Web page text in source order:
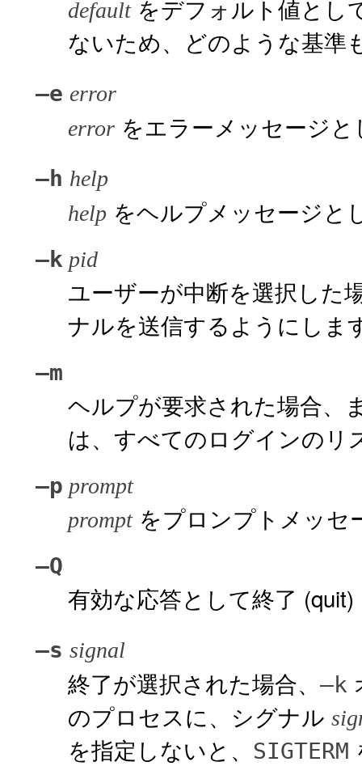
defaultをデフォルト値とし
ないため、どのような基準
–e error
error をエラーメッセージ
–h help
help をヘルプメッセージと
–k pid
ユーザーが中断を選択した
ナルを送信するようにしま
–m
ヘルプが要求された場合、
は、すべてのログインのリ
–p prompt
promptをプロンプトメッセ
–Q
有効な応答として終了
–s signal
終了が選択された場合、 –k
のプロセスに、シグナル
を指定しないと、 SIGTERM